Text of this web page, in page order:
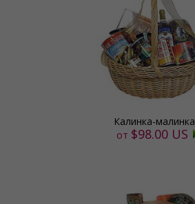
Калинка-малинка
от $98.00 US